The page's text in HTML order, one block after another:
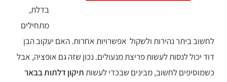
בדלת,
מתחילים
לחשוב ביתר נהירות ולשקול אפשרויות אחרות. האם יעקוב הבן
דוד יכול לנסות לעשות פריצת מנעולים. נכון שזה גם אופציה, אבל
כשמוסיפים לחשוב, מבינים שבכדי לעשותתיקון דלתות בבאר